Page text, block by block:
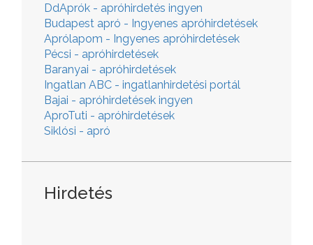
DdAprók - apróhirdetés ingyen
Budapest apró - Ingyenes apróhirdetések
Aprólapom - Ingyenes apróhirdetések
Pécsi - apróhirdetések
Baranyai - apróhirdetések
Ingatlan ABC - ingatlanhirdetési portál
Bajai - apróhirdetések ingyen
AproTuti - apróhirdetések
Siklósi - apró
Hirdetés